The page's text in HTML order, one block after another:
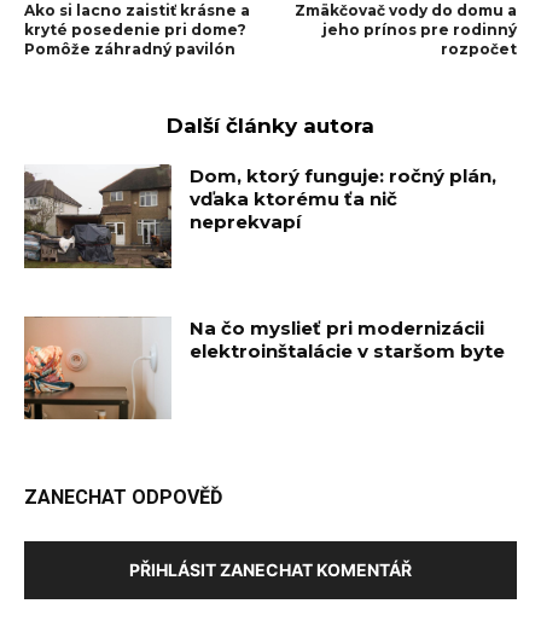
Ako si lacno zaistiť krásne a
kryté posedenie pri dome?
Pomôže záhradný pavilón
Zmäkčovač vody do domu a
jeho prínos pre rodinný
rozpočet
Další články autora
Dom, ktorý funguje: ročný plán,
vďaka ktorému ťa nič
neprekvapí
Na čo myslieť pri modernizácii
elektroinštalácie v staršom byte
ZANECHAT ODPOVĚĎ
PŘIHLÁSIT ZANECHAT KOMENTÁŘ